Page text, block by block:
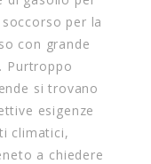
per la
con grande
Purtroppo
si trovano
esigenze
climatici,
a chiedere